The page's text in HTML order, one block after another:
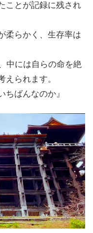
ことが記録に残され
柔らかく、生存率は
中には自らの命を絶
られます。
ばんなのか』